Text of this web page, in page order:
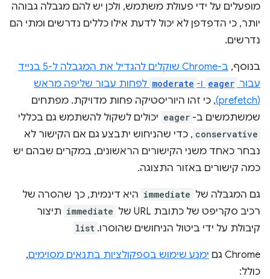
מופעלים על ידי פעולת משתמש, ולכן יש להם מגבלה גבוהה
יותר, כי הדפדפן לא יכול לדעת אילו כללים נדרשים ומתי הם
נדרשים.
בנוסף,
ב-Chrome שוקלים להגדיל את המגבלה ל-5 בנייד
עבור eager ו- moderate לפחות עבור שליפה מראש
(prefetch)
, כי זהו היוריסטיקה פחות מדויקת. מפתחים
שמשתמשים ב- eager יכולים לשקול להשתמש גם בכללי
conservative , כדי שהניחוש יתבצע גם אם הקישור לא
נבחר כאחד משני הקישורים הראשונים, במקרים שבהם יש
כמה קישורים באזור התצוגה.
גם המגבלה של immediate היא דינמית, כך שהסרה של
רכיב סקריפט של כתובת URL של
immediate תיצור
קיבולת על ידי ביטול הניחושים שהוסרו. list
‫Chrome גם ימנע שימוש בספקולציות בתנאים מסוימים,
כולל: